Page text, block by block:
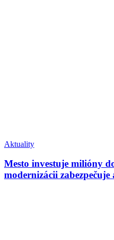
Aktuality
Mesto investuje milióny
modernizácii